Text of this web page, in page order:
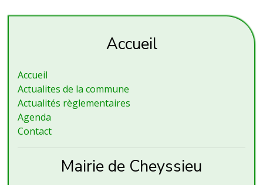
Accueil
Accueil
Actualites de la commune
Actualités règlementaires
Agenda
Contact
Mairie de Cheyssieu